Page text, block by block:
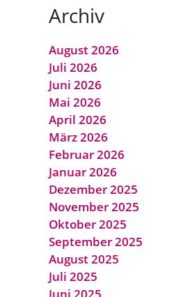
Archiv
August 2026
Juli 2026
Juni 2026
Mai 2026
April 2026
März 2026
Februar 2026
Januar 2026
Dezember 2025
November 2025
Oktober 2025
September 2025
August 2025
Juli 2025